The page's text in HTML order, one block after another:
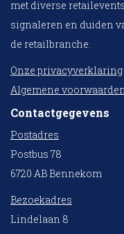
met diverse
signaleren en duiden
de retailbranche.
Onze privacyverklaring
Algemene voorwaarden
Contactgegevens
Postadres
Postbus 78
6720 AB Bennekom
Bezoekadres
Lindelaan 8